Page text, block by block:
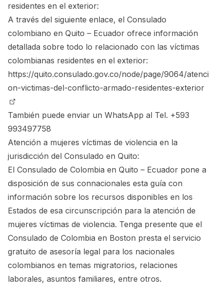
residentes en el exterior:
A través del siguiente enlace, el Consulado
colombiano en Quito – Ecuador ofrece información
detallada sobre todo lo relacionado con las víctimas
colombianas residentes en el exterior:
https://quito.consulado.gov.co/node/page/9064/atenci
on-victimas-del-conflicto-armado-residentes-exterior
También puede enviar un WhatsApp al Tel. +593
993497758
Atención a mujeres víctimas de violencia en la
jurisdicción del Consulado en Quito:
El Consulado de Colombia en Quito – Ecuador pone a
disposición de sus connacionales esta guía con
información sobre los recursos disponibles en los
Estados de esa circunscripción para la atención de
mujeres víctimas de violencia. Tenga presente que el
Consulado de Colombia en Boston presta el servicio
gratuito de asesoría legal para los nacionales
colombianos en temas migratorios, relaciones
laborales, asuntos familiares, entre otros.